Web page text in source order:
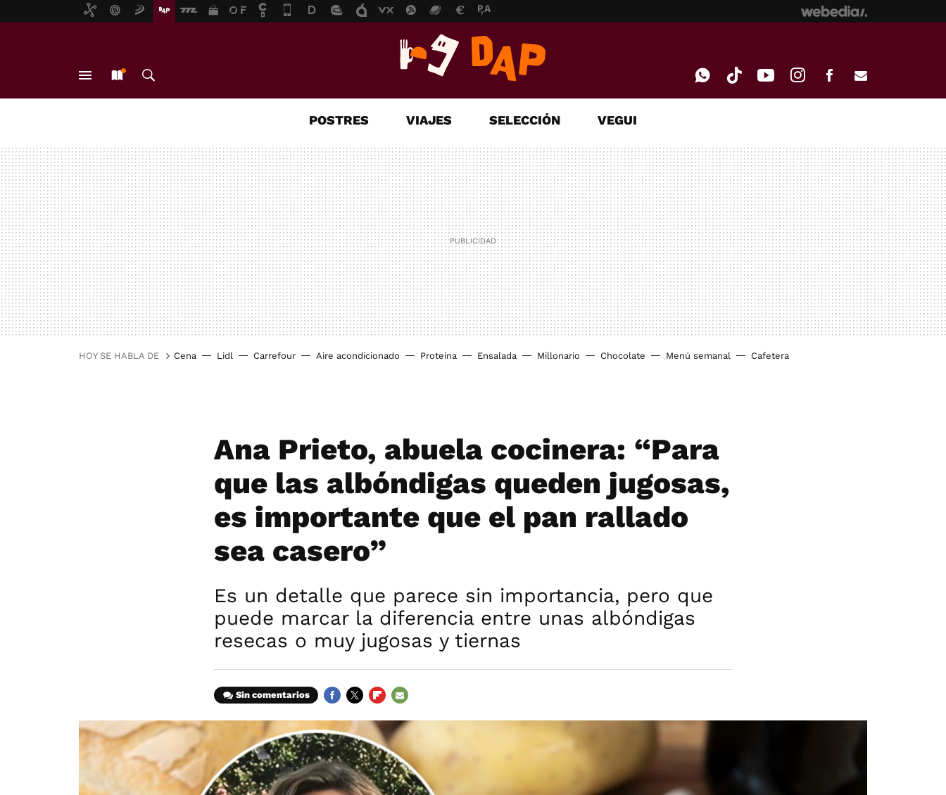
MAIL
POSTRES VIAJES SELECCIÓN VEGUI
HOY SE HABLA DE Cena Lidl Carrefour Aire acondicionado Proteína Ensalada Millonario Chocolate Menú semanal Cafetera
Ana Prieto, abuela cocinera: “Para
que las albóndigas queden jugosas,
es importante que el pan rallado
sea casero”
Es un detalle que parece sin importancia, pero que
puede marcar la diferencia entre unas albóndigas
resecas o muy jugosas y tiernas
Sin comentarios
MAIL